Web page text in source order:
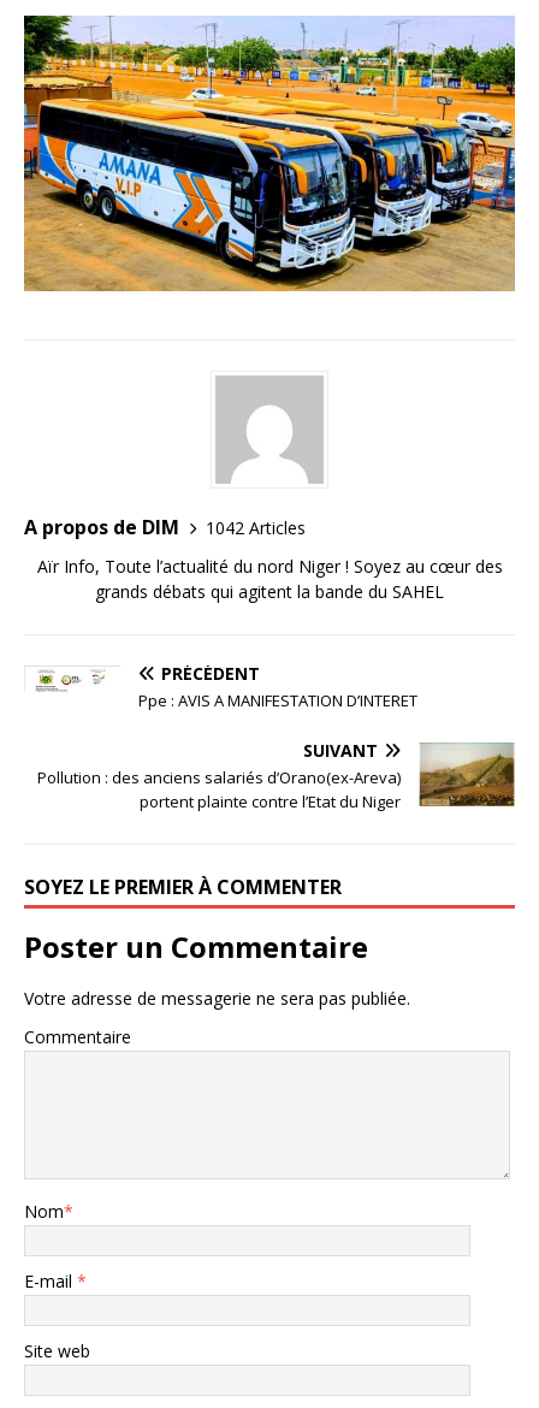
A propos de DIM
1042 Articles
Aïr Info, Toute l’actualité du nord Niger ! Soyez au cœur des
grands débats qui agitent la bande du SAHEL
PRÉCÉDENT
Ppe : AVIS A MANIFESTATION D’INTERET
SUIVANT
Pollution : des anciens salariés d’Orano(ex-Areva)
portent plainte contre l’Etat du Niger
SOYEZ LE PREMIER À COMMENTER
Poster un Commentaire
Votre adresse de messagerie ne sera pas publiée.
Commentaire
Nom*
E-mail *
Site web